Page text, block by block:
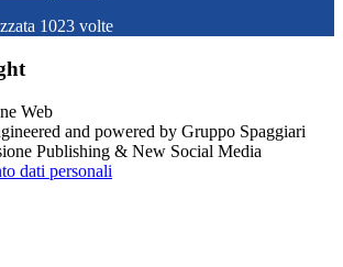
1023 volte
and powered by Gruppo Spaggiari
Publishing & New Social Media
dati personali